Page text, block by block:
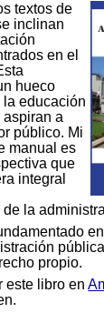
textos de
inclinan
en el
hueco
educación
a
público. Mi
manual es
que
integral
la
propio.
este libro en